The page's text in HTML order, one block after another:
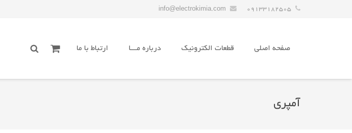
09133182505
info@electrokimia.com
صفحه اصلی قطعات الکترونیک درباره مـــا ارتباط با ما
آمپری